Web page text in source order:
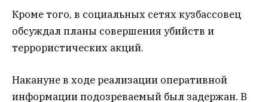
Кроме того, в социальных сетях кузбассовец
обсуждал планы совершения убийств и
террористических акций.
Накануне в ходе реализации оперативной
информации подозреваемый был задержан. В